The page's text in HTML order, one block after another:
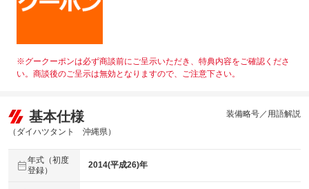
※グークーポンは必ず商談前にご呈示いただき、特典内容をご確認くださ
い。商談後のご呈示は無効となりますので、ご注意下さい。
基本仕様
（ダイハツタント 沖縄県）
装備略号／用語解説
年式（初度
登録）
2014(平成26)年